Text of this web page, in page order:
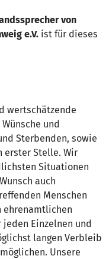
von
e.V. ist für dieses
wertschätzende
und
Sterbenden, sowie
erster Stelle. Wir
Situationen
auch
Menschen
ehrenamtlichen
Einzelnen und
langen Verbleib
Unsere